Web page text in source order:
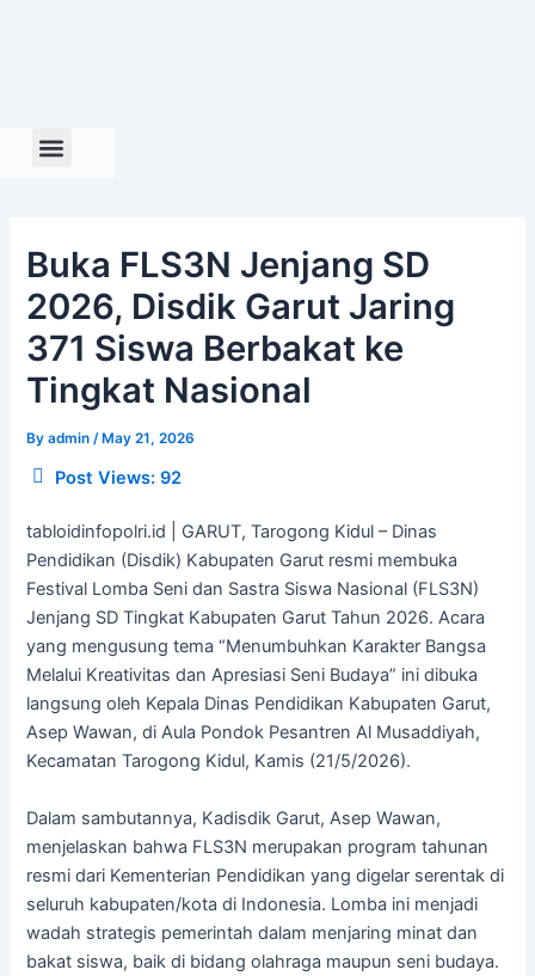
Buka FLS3N Jenjang SD
2026, Disdik Garut Jaring
371 Siswa Berbakat ke
Tingkat Nasional
Byadmin /May 21, 2026
Post Views: 92
tabloidinfopolri.id | GARUT, Tarogong Kidul – Dinas
Pendidikan (Disdik) Kabupaten Garut resmi membuka
Festival Lomba Seni dan Sastra Siswa Nasional (FLS3N)
Jenjang SD Tingkat Kabupaten Garut Tahun 2026. Acara
yang mengusung tema “Menumbuhkan Karakter Bangsa
Melalui Kreativitas dan Apresiasi Seni Budaya” ini dibuka
langsung oleh Kepala Dinas Pendidikan Kabupaten Garut,
Asep Wawan, di Aula Pondok Pesantren Al Musaddiyah,
Kecamatan Tarogong Kidul, Kamis (21/5/2026).
Dalam sambutannya, Kadisdik Garut, Asep Wawan,
menjelaskan bahwa FLS3N merupakan program tahunan
resmi dari Kementerian Pendidikan yang digelar serentak di
seluruh kabupaten/kota di Indonesia. Lomba ini menjadi
wadah strategis pemerintah dalam menjaring minat dan
bakat siswa, baik di bidang olahraga maupun seni budaya.